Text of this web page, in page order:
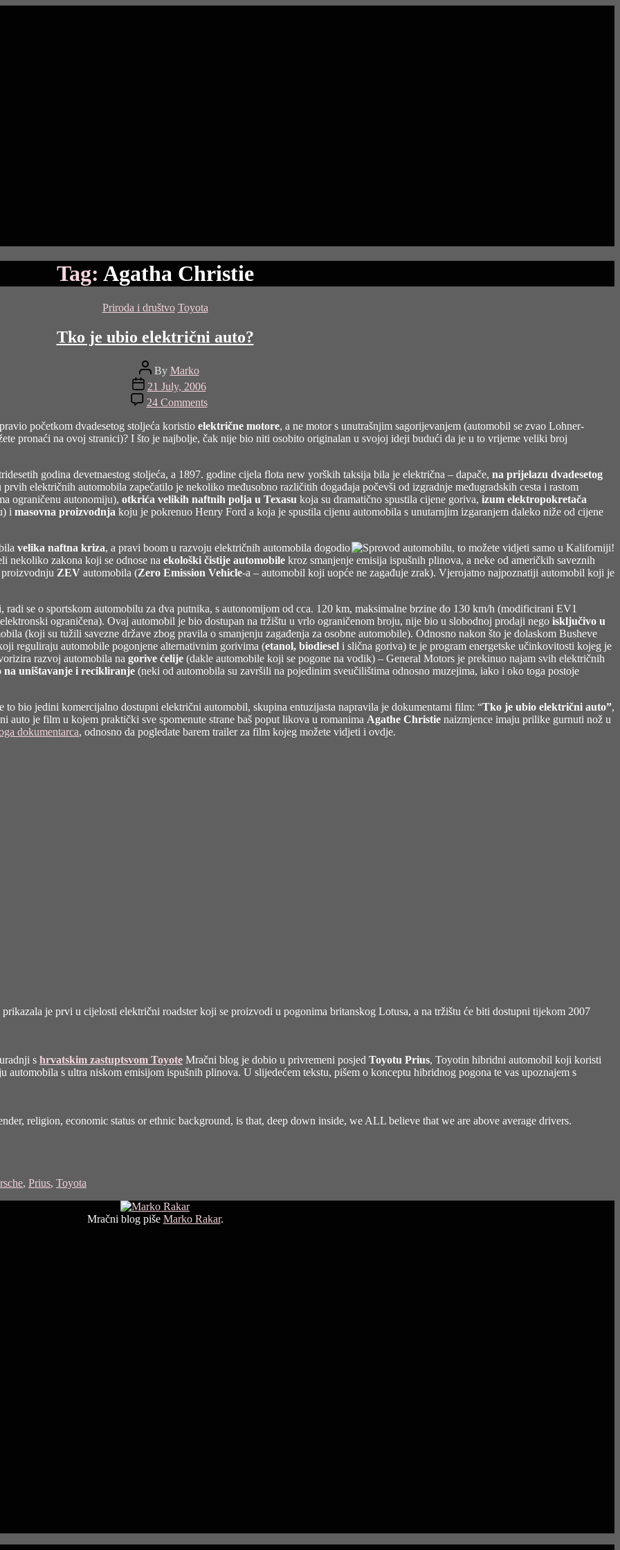
Tag: Agatha Christie
Categories
Priroda i društvo Toyota
Tko je ubio električni auto?
Post
author
By Marko
Post
date
21 July, 2006
24 Commentson
Tko
je
ubio
električni
početkom dvadesetog stoljeća koristio električne motore, a ne motor s unutrašnjim sagorijevanjem (automobil se zvao Lohner-
pronaći na ovoj stranici)? I što je najbolje, čak nije bio niti osobito originalan u svojoj ideji budući da je u to vrijeme veliki broj
godina devetnaestog stoljeća, a 1897. godine cijela flota new yorških taksija bila je električna – dapače, na prijelazu dvadesetog
prvih električnih automobila zapečatilo je nekoliko međusobno različitih događaja počevši od izgradnje međugradskih cesta i rastom
ograničenu autonomiju), otkrića velikih naftnih polja u Texasu koja su dramatično spustila cijene goriva, izum elektropokretača
i masovna proizvodnja koju je pokrenuo Henry Ford a koja je spustila cijenu automobila s unutarnjim izgaranjem daleko niže od cijene
velika naftna kriza, a pravi boom u razvoju električnih automobila dogodio
nekoliko zakona koji se odnose na ekološki čistije automobile kroz smanjenje emisija ispušnih plinova, a neke od američkih saveznih
ZEV automobila (Zero Emission Vehicle-a – automobil koji uopće ne zagađuje zrak). Vjerojatno najpoznatiji automobil koji je
se o sportskom automobilu za dva putnika, s autonomijom od cca. 120 km, maksimalne brzine do 130 km/h (modificirani EV1
ograničena). Ovaj automobil je bio dostupan na tržištu u vrlo ograničenom broju, nije bio u slobodnoj prodaji nego isključivo u
(koji su tužili savezne države zbog pravila o smanjenju zagađenja za osobne automobile). Odnosno nakon što je dolaskom Busheve
reguliraju automobile pogonjene alternativnim gorivima (etanol, biodiesel i slična goriva) te je program energetske učinkovitosti kojeg je
razvoj automobila na gorive ćelije (dakle automobile koji se pogone na vodik) – General Motors je prekinuo najam svih električnih
na uništavanje i recikliranje (neki od automobila su završili na pojedinim sveučilištima odnosno muzejima, iako i oko toga postoje
bio jedini komercijalno dostupni električni automobil, skupina entuzijasta napravila je dokumentarni film: “Tko je ubio električni auto”,
je film u kojem praktički sve spomenute strane baš poput likova u romanima Agathe Christie naizmjence imaju prilike gurnuti nož u
dokumentarca, odnosno da pogledate barem trailer za film kojeg možete vidjeti i ovdje.
prikazala je prvi u cijelosti električni roadster koji se proizvodi u pogonima britanskog Lotusa, a na tržištu će biti dostupni tijekom 2007
s hrvatskim zastuptsvom Toyote Mračni blog je dobio u privremeni posjed Toyotu Prius, Toyotin hibridni automobil koji koristi
s ultra niskom emisijom ispušnih plinova. U slijedećem tekstu, pišem o konceptu hibridnog pogona te vas upoznajem s
religion, economic status or ethnic background, is that, deep down inside, we ALL believe that we are above average drivers.
, Prius, Toyota
Mračni blog piše Marko Rakar.